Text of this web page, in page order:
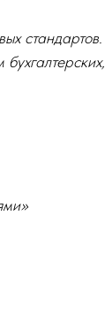
стандартов.